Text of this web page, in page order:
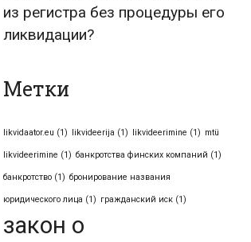
из регистра без процедуры его
ликвидации?
Метки
likvidaator.eu (1) likvideerija (1) likvideerimine (1) mtü
likvideerimine (1) банкротства финских компаний (1)
банкротство (1) бронирование названия
юридического лица (1) гражданский иск (1)
закон о